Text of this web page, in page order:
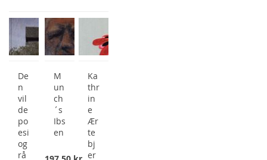
De
n
vil
de
po
esi
og
rå
M
un
ch
´s
Ibs
en
Ka
thr
in
e
Ær
te
bj
er